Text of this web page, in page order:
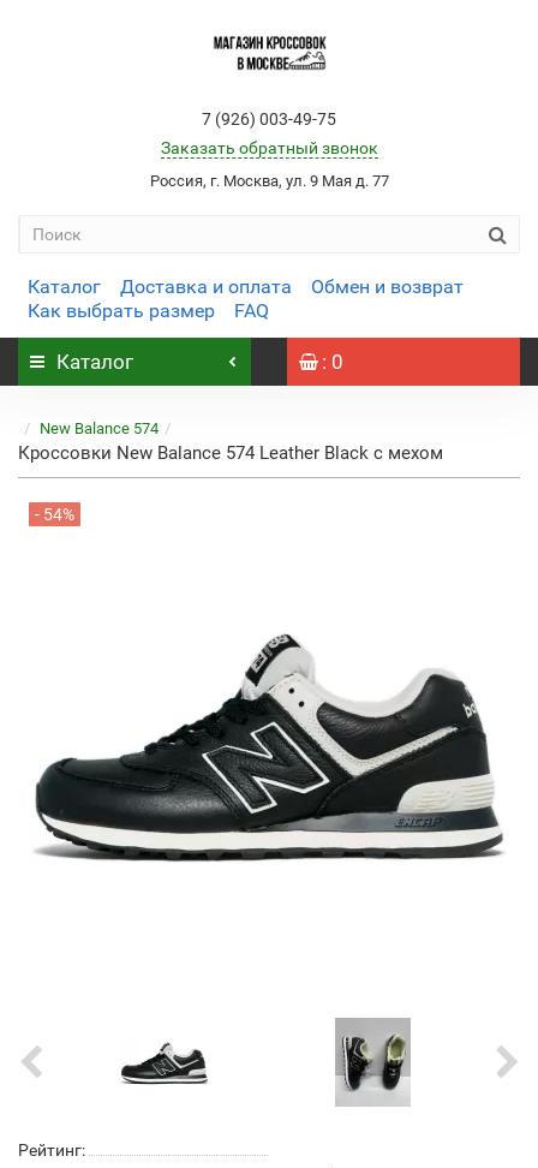
7 (926) 003-49-75
Заказать обратный звонок
Россия, г. Москва, ул. 9 Мая д. 77
Каталог Доставка и оплата
Обмен и возврат
Как выбрать размер
FAQ
Каталог : 0
New Balance 574
Кроссовки New Balance 574 Leather Black с мехом
- 54%
Рейтинг: